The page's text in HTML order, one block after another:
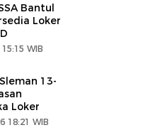
Bantul
Loker
WIB
13-
Loker
18:21 WIB